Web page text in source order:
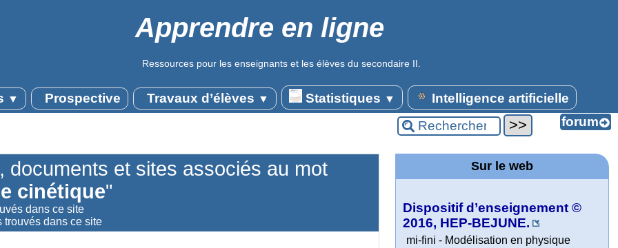
Apprendre en ligne
Ressources pour les enseignants et les élèves du secondaire II.
▼ Prospective Travaux d’élèves ▼ Statistiques ▼ Intelligence artificielle
documents et sites associés au mot
cinétique"
dans ce site
trouvés dans ce site
Sur le web
Dispositif d’enseignement ©
2016, HEP-BEJUNE.
mi-fini - Modélisation en physique